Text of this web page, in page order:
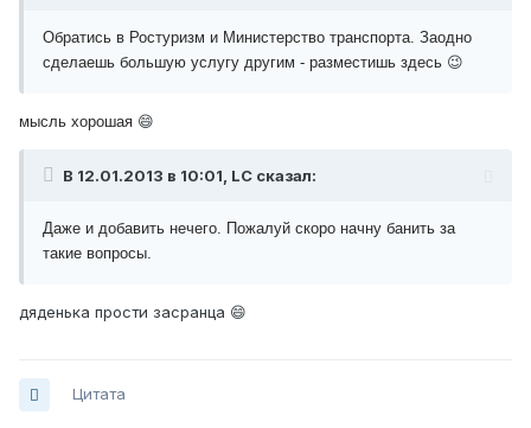
Обратись в Ростуризм и Министерство транспорта. Заодно
сделаешь большую услугу другим - разместишь здесь 😉
мысль хорошая 😄
В 12.01.2013 в 10:01, LC сказал:
Даже и добавить нечего. Пожалуй скоро начну банить за
такие вопросы.
дяденька прости засранца 😄
Цитата